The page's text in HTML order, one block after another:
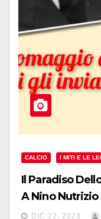
CALCIO I MITI E LE
Il Paradiso
A Nino Nutrizio
Calcio 1939)
DIC 22, 2023